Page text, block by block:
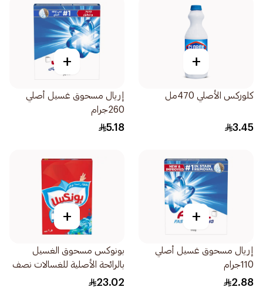
+
كلوركس الأصلي 470مل
3.45
+
إريال مسحوق غسيل أصلي
260جرام
5.18
+
إريال مسحوق غسيل أصلي
110جرام
2.88
+
بونوكس مسحوق الغسيل
بالرائحة الأصلية للغسالات نصف
الأوتوماتيكية 1.5 كيلو
23.02